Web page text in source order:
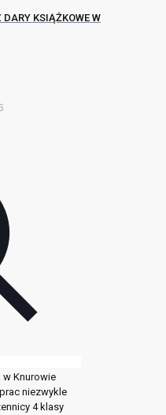
KSIĄŻKOWE W
w Knurowie
niezwykle
4 klasy